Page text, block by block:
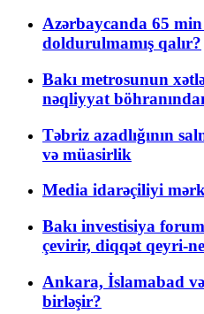
Azərbaycanda 65
doldurulmamış qalır?
Bakı metrosunun
nəqliyyat
Təbriz azadlığının
və müasirlik
Media idarəçiliyi
Bakı investisiya
çevirir, diqqət qeyri-
Ankara, İslamabad
birləşir?